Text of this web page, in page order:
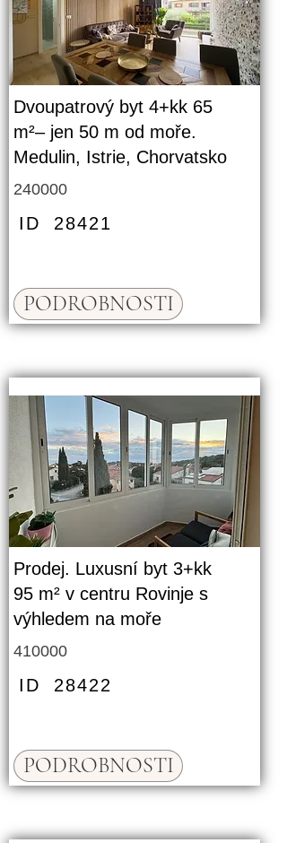
Dvoupatrový byt 4+kk 65
m²– jen 50 m od moře.
Medulin, Istrie, Chorvatsko
240000
ID 28421
PODROBNOSTI
Prodej. Luxusní byt 3+kk
95 m² v centru Rovinje s
výhledem na moře
410000
ID 28422
PODROBNOSTI